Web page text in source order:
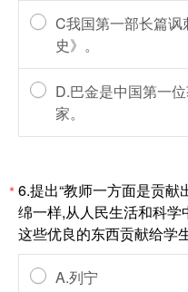
C我国第一部长篇
史》。
D.巴金是中国第一
家。
*6.提出“教师一方面是贡
绵一样,从人民生活和科
这些优良的东西贡献给学
A.列宁